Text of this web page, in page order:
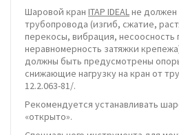
Шаровой кран ITAP IDEALне должен
трубопровода (изгиб, сжатие,
перекосы, вибрация, несоосность
неравномерность затяжки
должны быть предусмотрены
снижающие нагрузку на кран от
12.2.063-81/.
Рекомендуется устанавливать
«открыто».